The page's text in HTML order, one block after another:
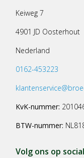
Keiweg 7
4901 JD Oosterhout
Nederland
0162-453223
KvK-nummer:
BTW-nummer:
Volg ons op